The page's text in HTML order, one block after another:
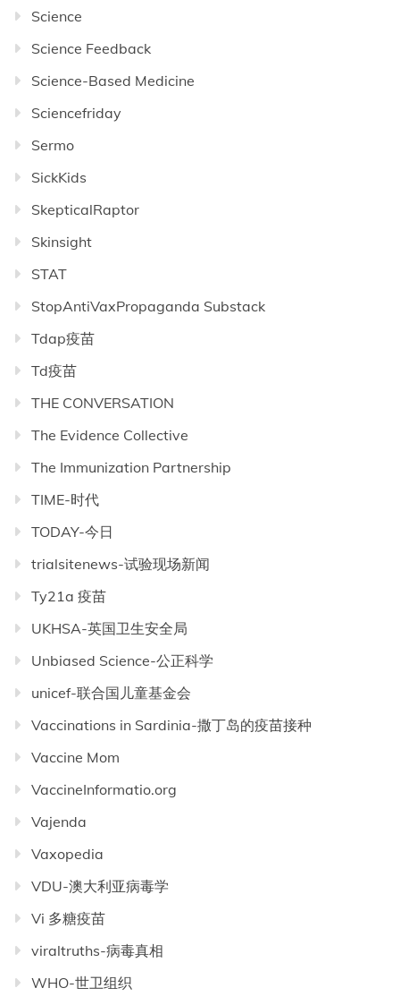
Science
Science Feedback
Science-Based Medicine
Sciencefriday
Sermo
SickKids
SkepticalRaptor
Skinsight
STAT
StopAntiVaxPropaganda Substack
Tdap疫苗
Td疫苗
THE CONVERSATION
The Evidence Collective
The Immunization Partnership
TIME-时代
TODAY-今日
trialsitenews-试验现场新闻
Ty21a 疫苗
UKHSA-英国卫生安全局
Unbiased Science-公正科学
unicef-联合国儿童基金会
Vaccinations in Sardinia-撒丁岛的疫苗接种
Vaccine Mom
VaccineInformatio.org
Vajenda
Vaxopedia
VDU-澳大利亚病毒学
Vi 多糖疫苗
viraltruths-病毒真相
WHO-世卫组织